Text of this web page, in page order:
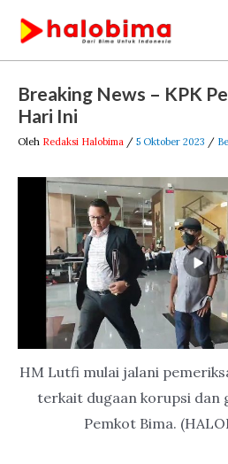
konten
Breaking News – KPK
Hari Ini
Oleh Redaksi Halobima / 5 Oktober 2023 /
HM Lutfi mulai jalani
terkait dugaan korupsi dan
Pemkot Bima.
navigation